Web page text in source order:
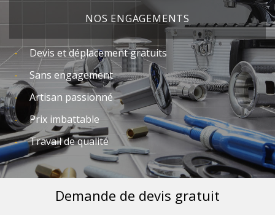
NOS ENGAGEMENTS
Devis et déplacement gratuits
Sans engagement
Artisan passionné
Prix imbattable
Travail de qualité
Demande de devis gratuit